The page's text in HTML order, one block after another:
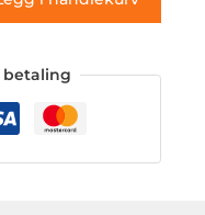
betaling